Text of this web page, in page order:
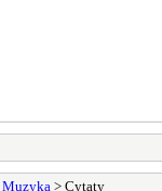
Muzyka > Cytaty